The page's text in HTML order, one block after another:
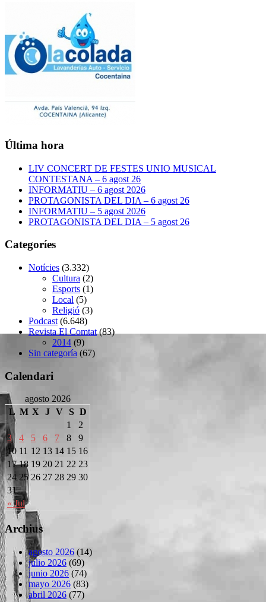
Última hora
LIV CONCERT DE FESTES UNIO MUSICAL
CONTESTANA – 6 agost 26
INFORMATIU – 6 agost 2026
PROTAGONISTA DEL DIA – 6 agost 26
INFORMATIU – 5 agost 2026
PROTAGONISTA DEL DIA – 5 agost 26
Categoríes
Notícies (3.332)
Cultura (2)
Esports (1)
Local (5)
Religió (3)
Podcast (6.648)
Revista El Comtat(83)
2014 (9)
Sin categoría (67)
Calendari
agosto 2026
L M X J V S D
« Jul
1
2
3
4 5 6 7 8
9
10 11 12 13 14 15 16
17 18 19 20 21 22 23
24 25 26 27 28 29 30
31
Archius
agosto 2026 (14)
julio 2026 (69)
junio 2026 (74)
mayo 2026 (83)
abril 2026 (77)